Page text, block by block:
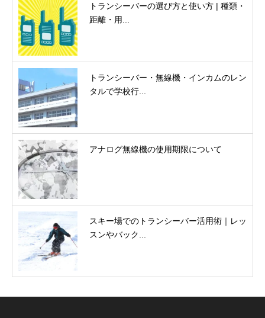
トランシーバーの選び方と使い方 | 種類・
距離・用...
トランシーバー・無線機・インカムのレン
タルで学校行...
アナログ無線機の使用期限について
スキー場でのトランシーバー活用術｜レッ
スンやバック...